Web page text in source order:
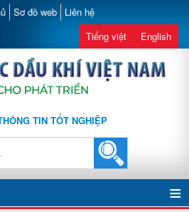
Sơ đồ web Liên hệ
Tiếng việt English
TIN TỐT NGHIỆP